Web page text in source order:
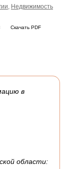
Недвижимость
Скачать PDF
в
области: